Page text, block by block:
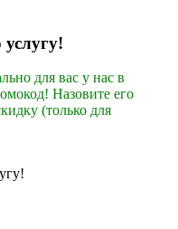
для вас у нас в
Назовите его
(только для